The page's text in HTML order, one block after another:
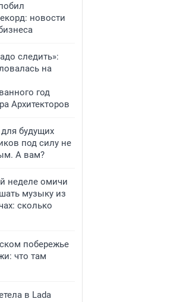
новости
следить»:
на
год
Архитекторов
будущих
под силу не
А вам?
неделе омичи
музыку из
сколько
побережье
что там
в Lada